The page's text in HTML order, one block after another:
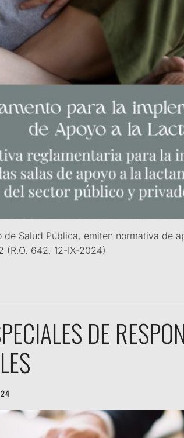
de Salud Pública, emiten normativa de
(R.O. 642, 12-IX-2024)
DE